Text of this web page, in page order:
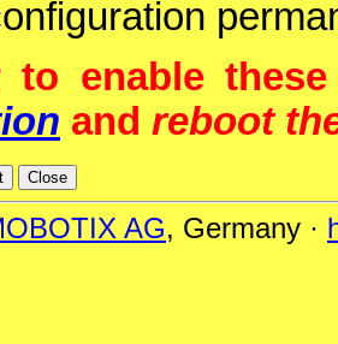
to enable
and reboot
AG, Germany ·